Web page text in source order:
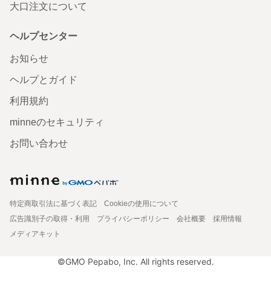
大口注文について
ヘルプセンター
お知らせ
ヘルプとガイド
利用規約
minneのセキュリティ
お問い合わせ
特定商取引法に基づく表記
Cookieの使用について
広告識別子の取得・利用
プライバシーポリシー 会社概要
採用情報
メディアキット
©GMO Pepabo, Inc. All rights reserved.